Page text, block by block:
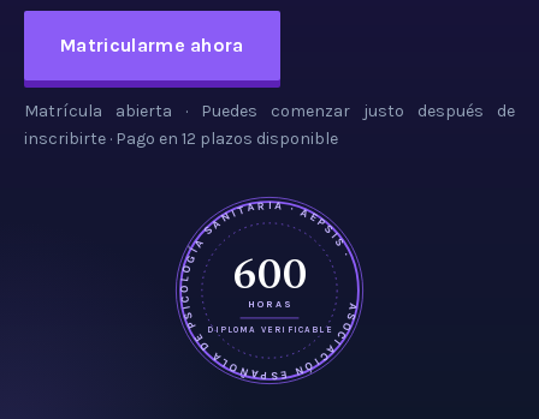
Matricularme ahora
Matrícula abierta · Puedes comenzar justo después de
inscribirte · Pago en 12 plazos disponible
ASOCIACIÓN ESPAÑOLA DE PSICOLOGÍA SANITARIA · AEPSIS ·
600
HORAS
DIPLOMA VERIFICABLE